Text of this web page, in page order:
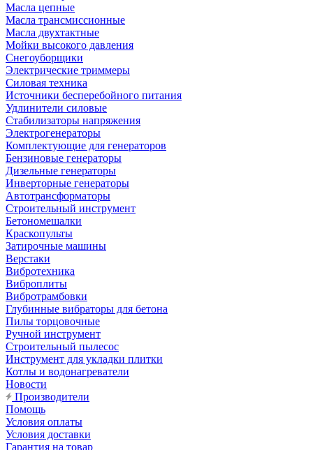
Масла цепные
Масла трансмиссионные
Масла двухтактные
Мойки высокого давления
Снегоуборщики
Электрические триммеры
Силовая техника
Источники бесперебойного питания
Удлинители силовые
Стабилизаторы напряжения
Электрогенераторы
Комплектующие для генераторов
Бензиновые генераторы
Дизельные генераторы
Инверторные генераторы
Автотрансформаторы
Строительный инструмент
Бетономешалки
Краскопульты
Затирочные машины
Верстаки
Вибротехника
Виброплиты
Вибротрамбовки
Глубинные вибраторы для бетона
Пилы торцовочные
Ручной инструмент
Строительный пылесос
Инструмент для укладки плитки
Котлы и водонагреватели
Новости
Производители
Помощь
Условия оплаты
Условия доставки
Гарантия на товар